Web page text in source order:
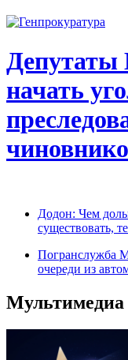
Депутаты
начать
Додон: Чем
существовать,
Погранслужба
очереди из
Мультимедиа